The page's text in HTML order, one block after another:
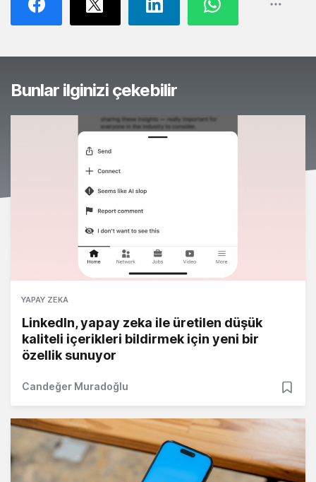
Bunlar ilginizi çekebilir
YAPAY ZEKA
LinkedIn, yapay zeka ile üretilen düşük
kaliteli içerikleri bildirmek için yeni bir
özellik sunuyor
Candeğer Muradoğlu